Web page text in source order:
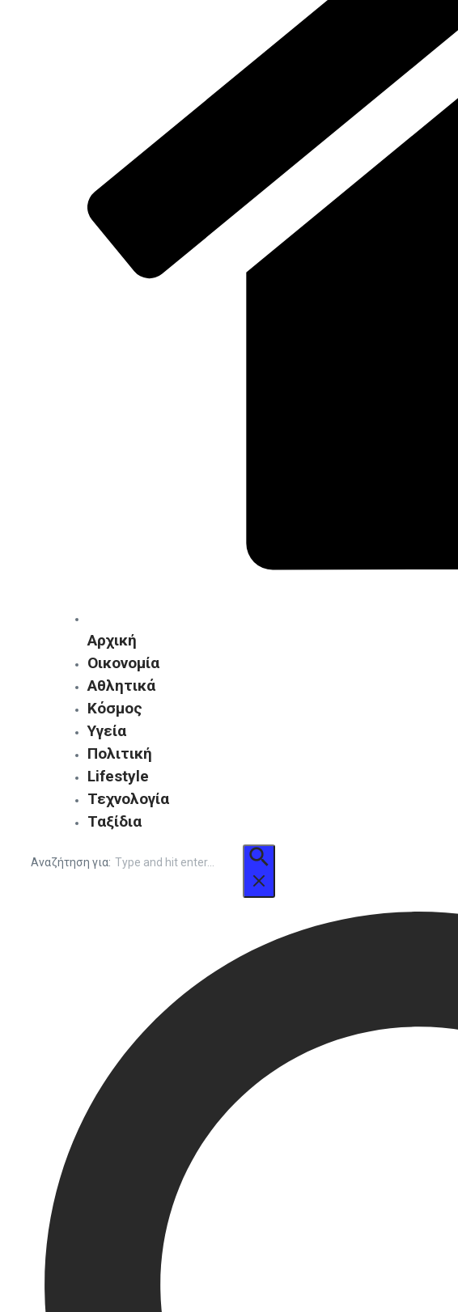
Αρχική
Οικονομία
Αθλητικά
Κόσμος
Υγεία
Πολιτική
Lifestyle
Τεχνολογία
Ταξίδια
Αναζήτηση για: